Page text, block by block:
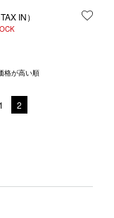
格が高い順
1 2